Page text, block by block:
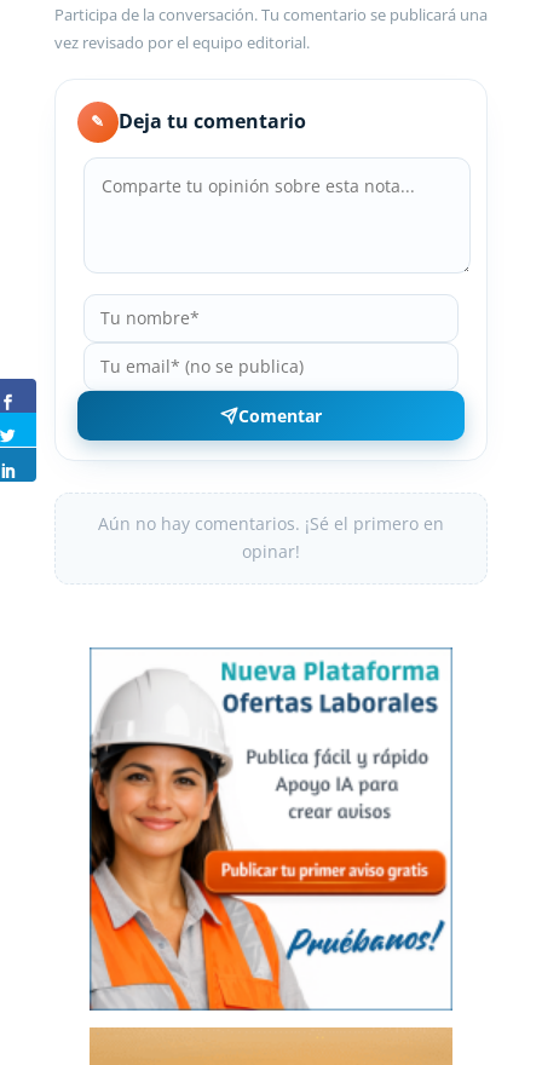
Participa de la conversación. Tu comentario se publicará una
vez revisado por el equipo editorial.
✎ Deja tu comentario
Comentar
Aún no hay comentarios. ¡Sé el primero en
opinar!